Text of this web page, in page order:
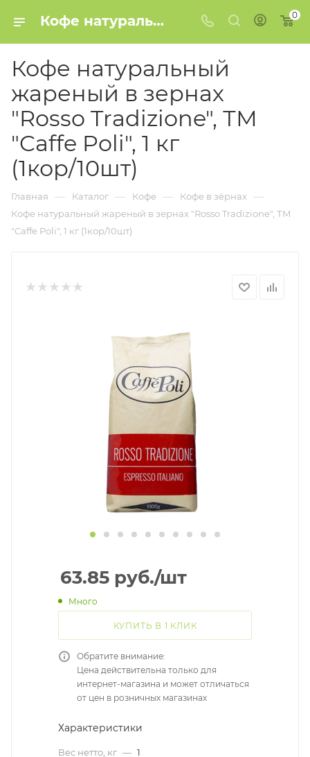
Кофе натуральный жареный в зернах "Rosso Tradizione", ТМ "Caffe Poli", 1 кг (1кор/10шт) купить в Минске 0
Кофе натуральный
жареный в зернах
"Rosso Tradizione", ТМ
"Caffe Poli", 1 кг
(1кор/10шт)
Главная — Каталог — Кофе — Кофе в зёрнах —
Кофе натуральный жареный в зернах "Rosso Tradizione", ТМ
"Caffe Poli", 1 кг (1кор/10шт)
63.85 руб./шт
Много
КУПИТЬ В 1 КЛИК
Обратите внимание:
Цена действительна только для
интернет-магазина и может отличаться
от цен в розничных магазинах
Характеристики
Вес нетто, кг — 1